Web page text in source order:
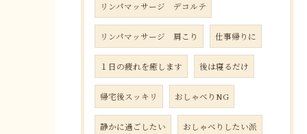
リンパマッサージ デコルテ
リンパマッサージ 肩こり 仕事帰りに
１日の疲れを癒します 後は寝るだけ
帰宅後スッキリ おしゃべりNG
静かに過ごしたい おしゃべりしたい派